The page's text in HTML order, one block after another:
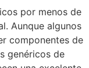
por menos de
Aunque algunos
componentes de
genéricos de